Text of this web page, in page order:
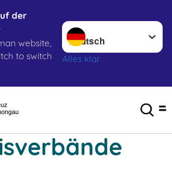
der
website,
to switch
Sprache wechseln zu
Alles klar